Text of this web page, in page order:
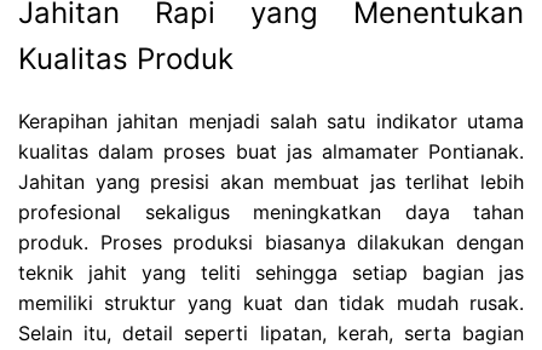
Jahitan Rapi yang Menentukan
Kualitas Produk
Kerapihan jahitan menjadi salah satu indikator utama
kualitas dalam proses buat jas almamater Pontianak.
Jahitan yang presisi akan membuat jas terlihat lebih
profesional sekaligus meningkatkan daya tahan
produk. Proses produksi biasanya dilakukan dengan
teknik jahit yang teliti sehingga setiap bagian jas
memiliki struktur yang kuat dan tidak mudah rusak.
Selain itu, detail seperti lipatan, kerah, serta bagian